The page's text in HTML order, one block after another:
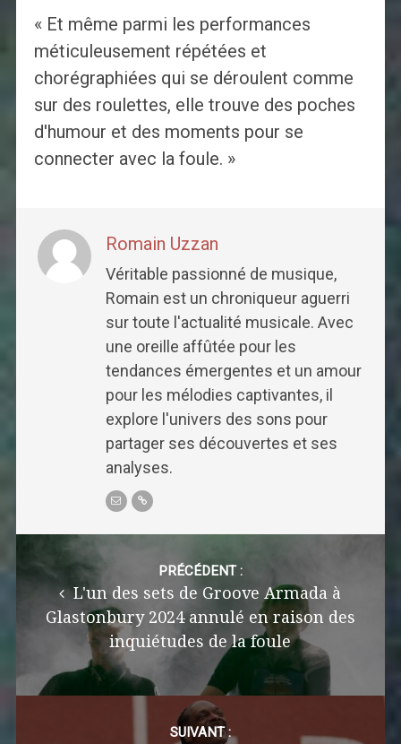
« Et même parmi les performances
méticuleusement répétées et
chorégraphiées qui se déroulent comme
sur des roulettes, elle trouve des poches
d'humour et des moments pour se
connecter avec la foule. »
Romain Uzzan
Véritable passionné de musique,
Romain est un chroniqueur aguerri
sur toute l'actualité musicale. Avec
une oreille affûtée pour les
tendances émergentes et un amour
pour les mélodies captivantes, il
explore l'univers des sons pour
partager ses découvertes et ses
analyses.
navigation
PRÉCÉDENT :
L'un des sets de Groove Armada à
Glastonbury 2024 annulé en raison des
inquiétudes de la foule
SUIVANT :